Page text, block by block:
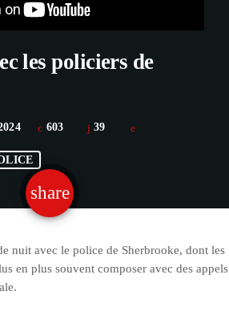
les policiers de
603 39
share
email
nuit avec le police de Sherbrooke, dont les
en plus souvent composer avec des appels